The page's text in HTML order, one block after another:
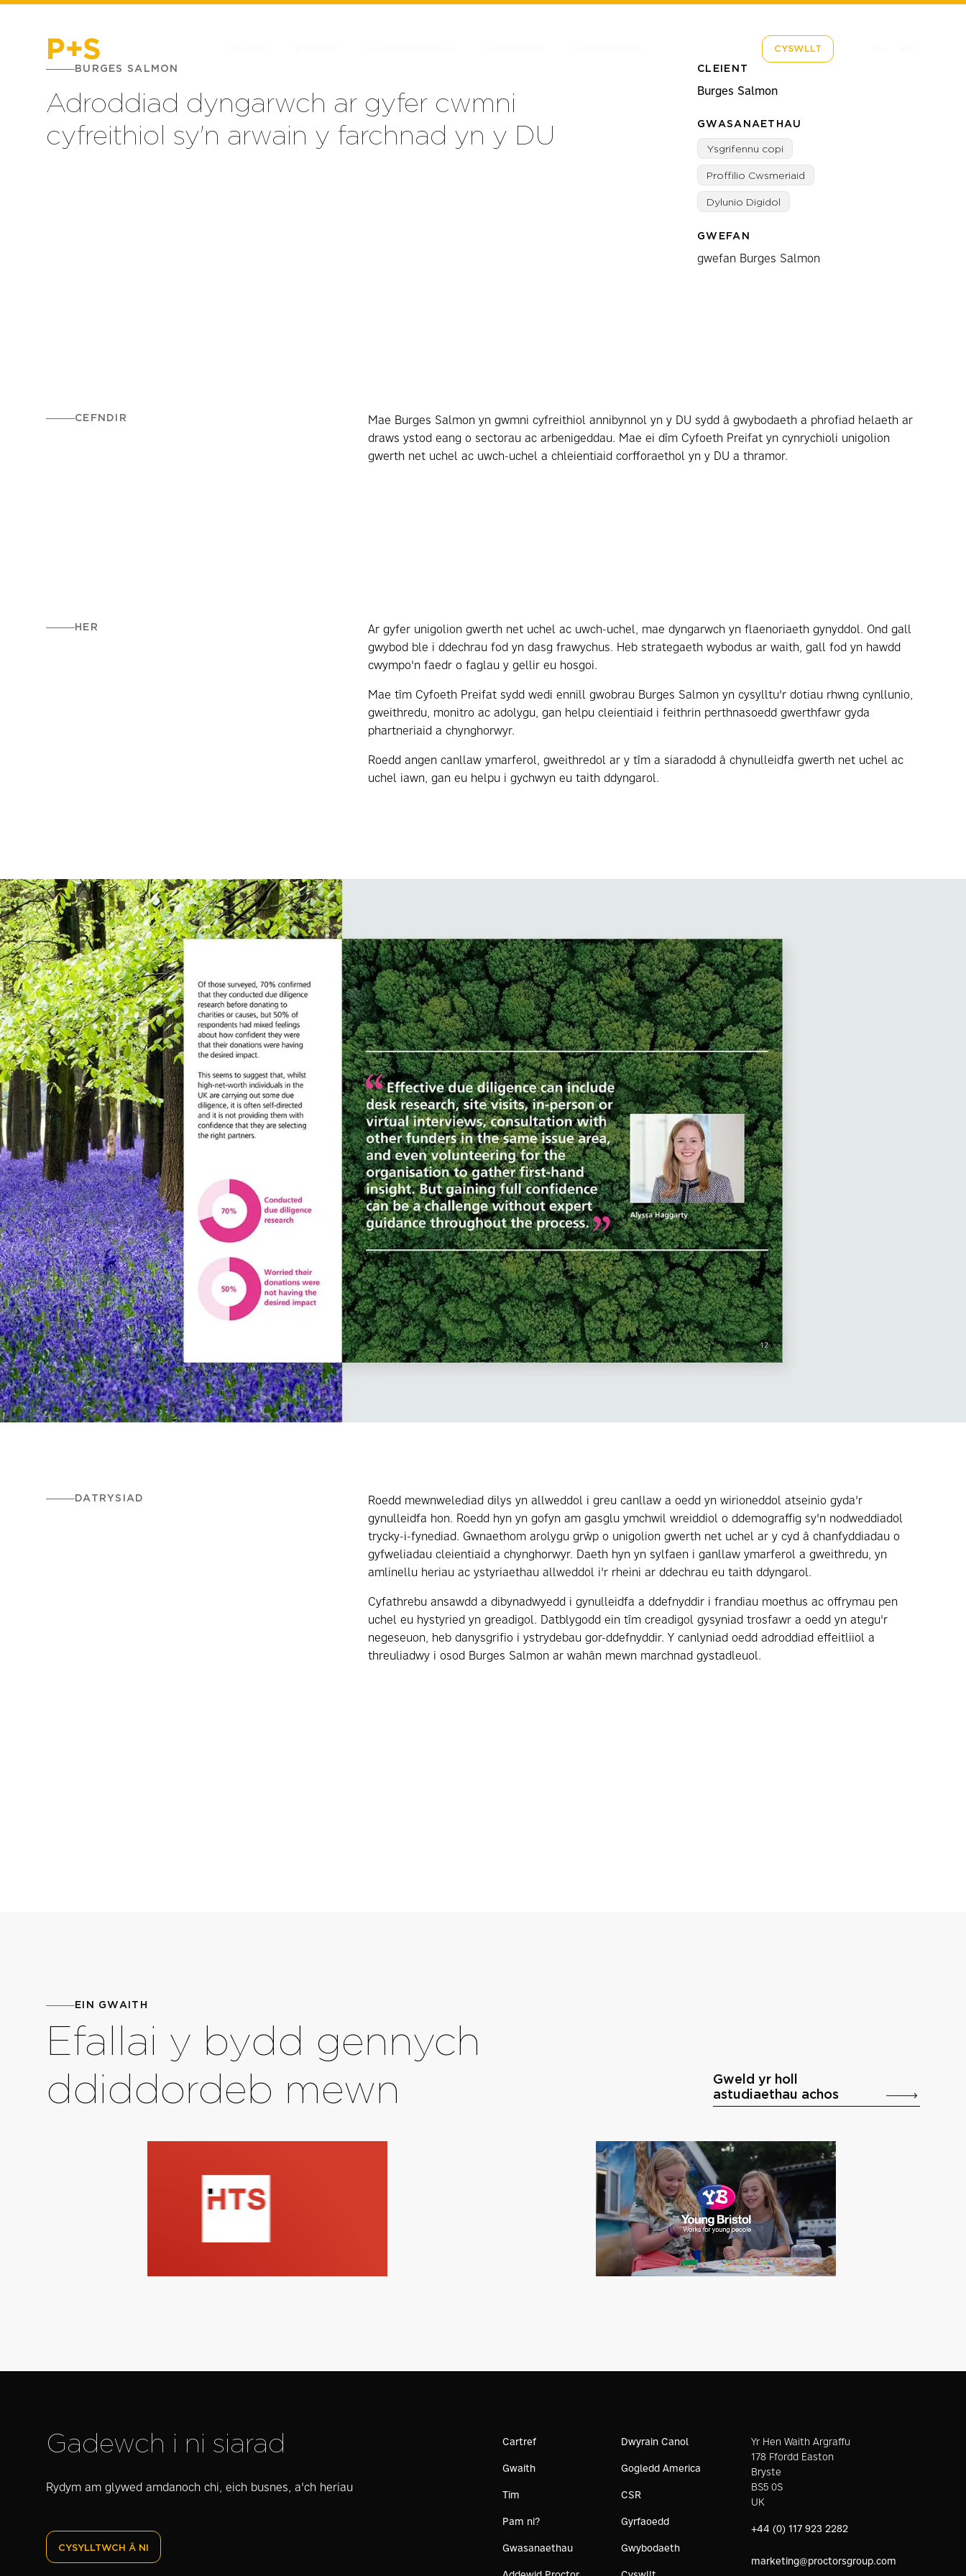
CYSWLLT
BURGES SALMON
Adroddiad dyngarwch ar gyfer cwmni
cyfreithiol sy'n arwain y farchnad yn y DU
CLEIENT
Burges Salmon
GWASANAETHAU
Ysgrifennu copi
Proffilio Cwsmeriaid
Dylunio Digidol
GWEFAN
gwefan Burges Salmon
CEFNDIR
Mae Burges Salmon yn gwmni cyfreithiol annibynnol yn y DU sydd â gwybodaeth a phrofiad helaeth ar
draws ystod eang o sectorau ac arbenigeddau. Mae ei dîm Cyfoeth Preifat yn cynrychioli unigolion
gwerth net uchel ac uwch-uchel a chleientiaid corfforaethol yn y DU a thramor.
HER
Ar gyfer unigolion gwerth net uchel ac uwch-uchel, mae dyngarwch yn flaenoriaeth gynyddol. Ond gall
gwybod ble i ddechrau fod yn dasg frawychus. Heb strategaeth wybodus ar waith, gall fod yn hawdd
cwympo'n faedr o faglau y gellir eu hosgoi.
Mae tîm Cyfoeth Preifat sydd wedi ennill gwobrau Burges Salmon yn cysylltu'r dotiau rhwng cynllunio,
gweithredu, monitro ac adolygu, gan helpu cleientiaid i feithrin perthnasoedd gwerthfawr gyda
phartneriaid a chynghorwyr.
Roedd angen canllaw ymarferol, gweithredol ar y tîm a siaradodd â chynulleidfa gwerth net uchel ac
uchel iawn, gan eu helpu i gychwyn eu taith ddyngarol.
DATRYSIAD
Roedd mewnwelediad dilys yn allweddol i greu canllaw a oedd yn wirioneddol atseinio gyda'r
gynulleidfa hon. Roedd hyn yn gofyn am gasglu ymchwil wreiddiol o ddemograffig sy'n nodweddiadol
trycky-i-fynediad. Gwnaethom arolygu grŵp o unigolion gwerth net uchel ar y cyd â chanfyddiadau o
gyfweliadau cleientiaid a chynghorwyr. Daeth hyn yn sylfaen i ganllaw ymarferol a gweithredu, yn
amlinellu heriau ac ystyriaethau allweddol i'r rheini ar ddechrau eu taith ddyngarol.
Cyfathrebu ansawdd a dibynadwyedd i gynulleidfa a ddefnyddir i frandiau moethus ac offrymau pen
uchel eu hystyried yn greadigol. Datblygodd ein tîm creadigol gysyniad trosfawr a oedd yn ategu'r
negeseuon, heb danysgrifio i ystrydebau gor-ddefnyddir. Y canlyniad oedd adroddiad effeitliiol a
threuliadwy i osod Burges Salmon ar wahân mewn marchnad gystadleuol.
EIN GWAITH
Efallai y bydd gennych
ddiddordeb mewn
Gweld yr holl
astudiaethau achos
Gadewch i ni siarad
Rydym am glywed amdanoch chi, eich busnes, a'ch heriau
CYSYLLTWCH Â NI
Cartref
Gwaith
Tîm
Pam ni?
Gwasanaethau
Dwyrain Canol
Gogledd America
CSR
Gyrfaoedd
Gwybodaeth
Yr Hen Waith Argraffu
178 Ffordd Easton
Bryste
BS5 0S
UK
+44 (0) 117 923 2282
marketing@proctorsgroup.com